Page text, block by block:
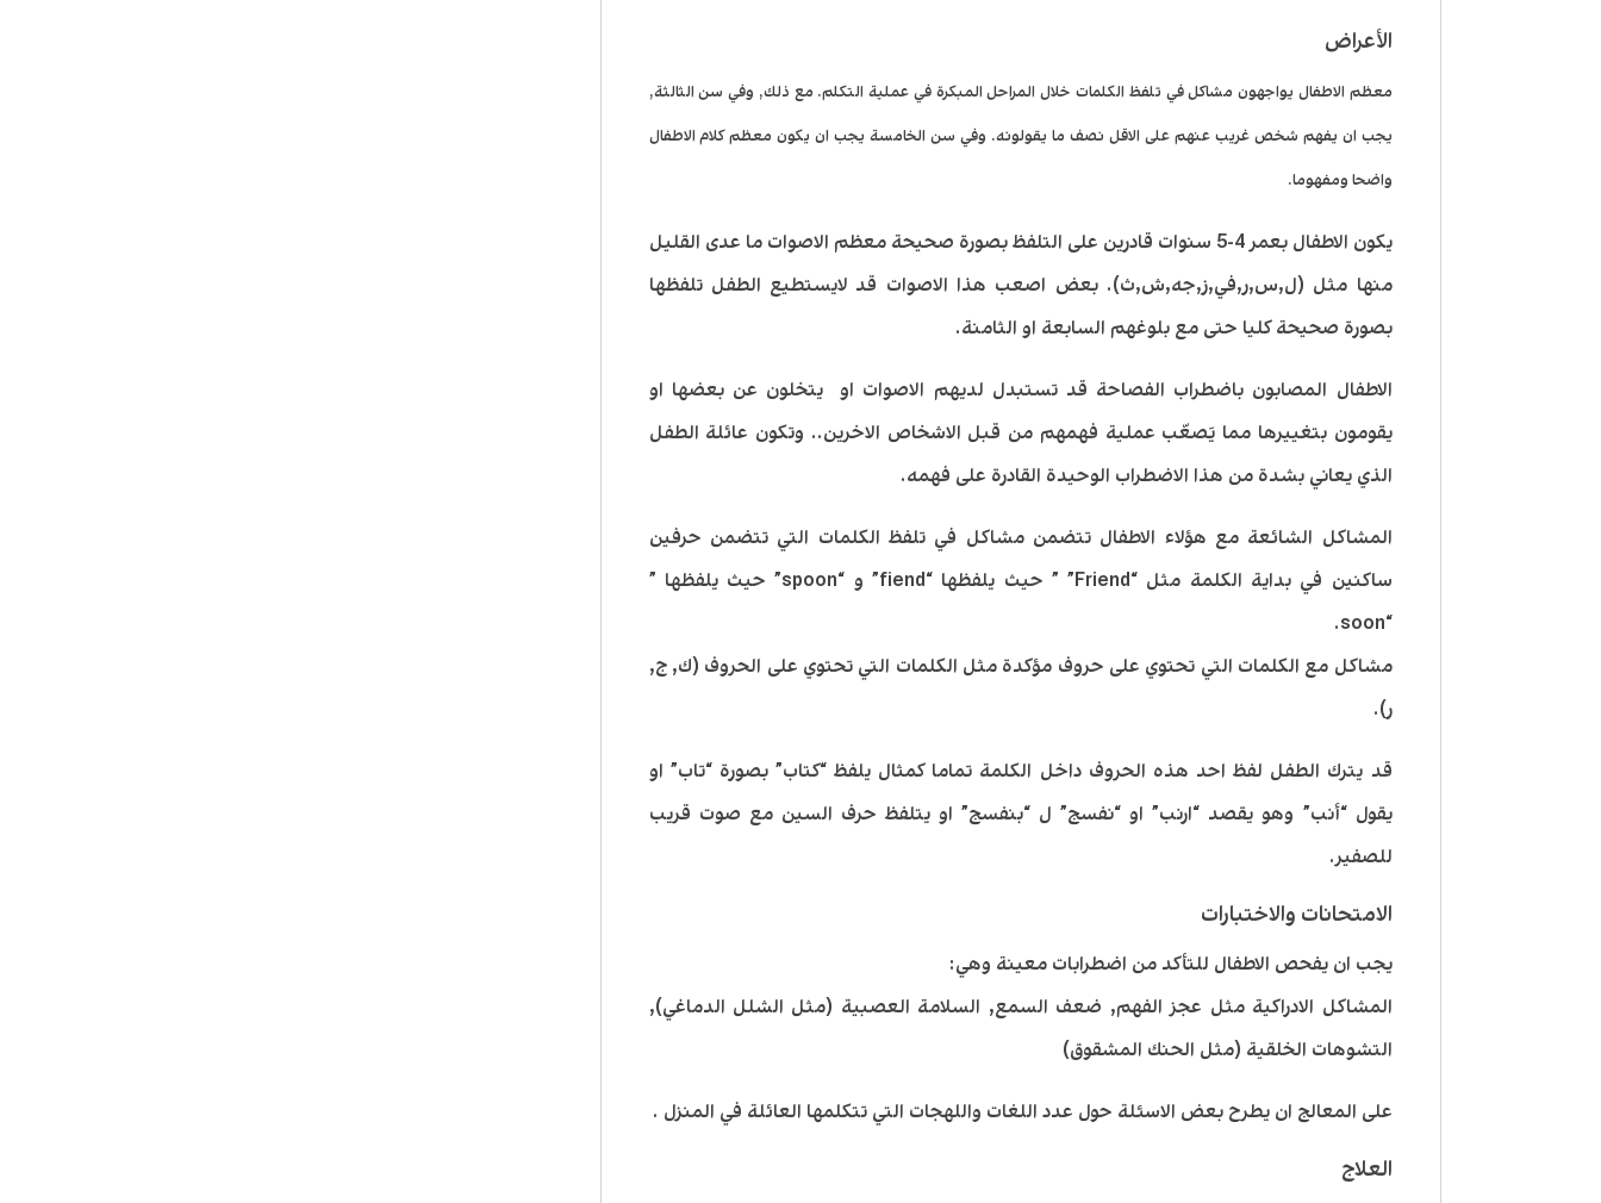
الأعراض
معظم الاطفال يواجهون مشاكل في تلفظ الكلمات خلال المراحل المبكرة في عملية التكلم. مع ذلك, وفي سن الثالثة,
يجب ان يفهم شخص غريب عنهم على الاقل نصف ما يقولونه. وفي سن الخامسة يجب ان يكون معظم كلام الاطفال
واضحا ومفهوما.
يكون الاطفال بعمر 4-5 سنوات قادرين على التلفظ بصورة صحيحة معظم الاصوات ما عدى القليل
منها مثل (ل,س,ر,في,ز,جه,ش,ث). بعض اصعب هذا الاصوات قد لايستطيع الطفل تلفظها
بصورة صحيحة كليا حتى مع بلوغهم السابعة او الثامنة.
الاطفال المصابون باضطراب الفصاحة قد تستبدل لديهم الاصوات او يتخلون عن بعضها او
يقومون بتغييرها مما يَصعّب عملية فهمهم من قبل الاشخاص الاخرين.. وتكون عائلة الطفل
الذي يعاني بشدة من هذا الاضطراب الوحيدة القادرة على فهمه.
المشاكل الشائعة مع هؤلاء الاطفال تتضمن مشاكل في تلفظ الكلمات التي تتضمن حرفين
ساكنين في بداية الكلمة مثل “Friend” ” حيث يلفظها “fiend” و “spoon” حيث يلفظها ”
“soon.
مشاكل مع الكلمات التي تحتوي على حروف مؤكدة مثل الكلمات التي تحتوي على الحروف (ك, ج,
ر).
قد يترك الطفل لفظ احد هذه الحروف داخل الكلمة تماما كمثال يلفظ “كتاب” بصورة “تاب” او
يقول “أنب” وهو يقصد “ارنب” او “نفسج” ل “بنفسج” او يتلفظ حرف السين مع صوت قريب
للصفير.
الامتحانات والاختبارات
يجب ان يفحص الاطفال للتأكد من اضطرابات معينة وهي:
المشاكل الادراكية مثل عجز الفهم, ضعف السمع, السلامة العصبية (مثل الشلل الدماغي),
التشوهات الخلقية (مثل الحنك المشقوق)
على المعالج ان يطرح بعض الاسئلة حول عدد اللغات واللهجات التي تتكلمها العائلة في المنزل .
العلاج